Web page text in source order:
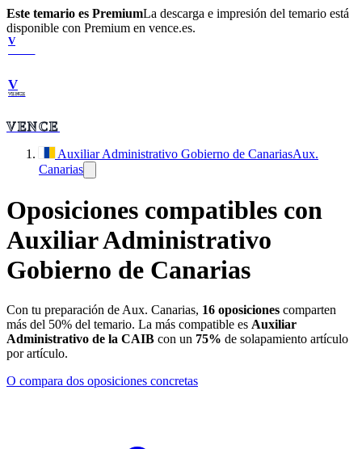
Este temario es PremiumLa descarga e impresión del temario está
disponible con Premium en vence.es.
V
V
VENCE
VENCE
Auxiliar Administrativo Gobierno de CanariasAux.
Canarias
Oposiciones compatibles con
Auxiliar Administrativo
Gobierno de Canarias
Con tu preparación de Aux. Canarias, 16 oposiciones comparten
más del 50% del temario. La más compatible es Auxiliar
Administrativo de la CAIB con un 75% de solapamiento artículo
por artículo.
O compara dos oposiciones concretas